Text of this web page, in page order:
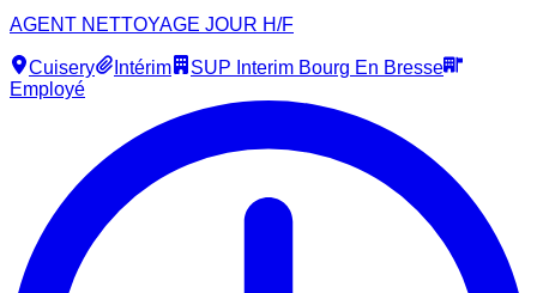
AGENT NETTOYAGE JOUR H/F
Cuisery Intérim
SUP Interim Bourg En Bresse
Employé